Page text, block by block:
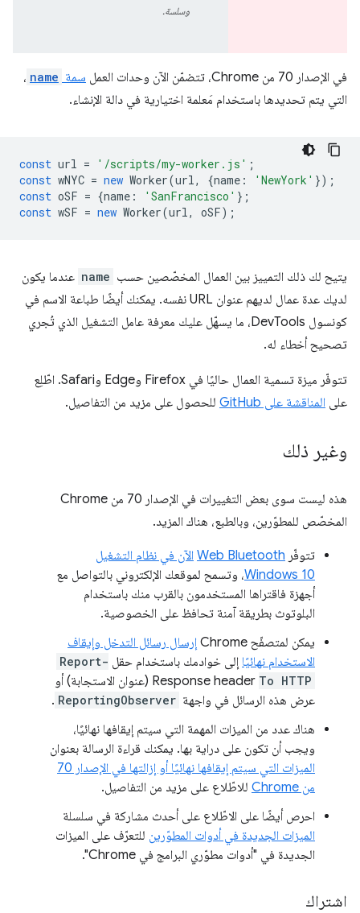
وسلسة.
في الإصدار 70 من Chrome، تتضمّن الآن وحدات العمل سمة name ،
التي يتم تحديدها باستخدام مَعلمة اختيارية في دالة الإنشاء.
const url = '/scripts/my-worker.js' ;
const wNYC = new Worker(url, {name : 'NewYork' });
const oSF = {name : 'SanFrancisco' };
const wSF = new Worker(url, oSF);
يتيح لك ذلك التمييز بين العمال المخصّصين حسب name عندما يكون
لديك عدة عمال لديهم عنوان URL نفسه. يمكنك أيضًا طباعة الاسم في
كونسول DevTools، ما يسهّل عليك معرفة عامل التشغيل الذي تُجري
تصحيح أخطاء له.
تتوفّر ميزة تسمية العمال حاليًا في Firefox وEdge وSafari. اطّلِع
على المناقشة على GitHub للحصول على مزيد من التفاصيل.
وغير ذلك
هذه ليست سوى بعض التغييرات في الإصدار 70 من Chrome
المخصّص للمطوّرين، وبالطبع، هناك المزيد.
تتوفّر Web Bluetooth الآن في نظام التشغيل
Windows 10، وتسمح لموقعك الإلكتروني بالتواصل مع
أجهزة فاقتراها المستخدمون بالقرب منك باستخدام
البلوتوث بطريقة آمنة تحافظ على الخصوصية.
يمكن لمتصفّح Chrome
إرسال رسائل التدخل وإيقاف
الاستخدام نهائيًا إلى خوادمك باستخدام حقل Report-
To HTTP
Response header (عنوان الاستجابة) أو
عرض هذه الرسائل في واجهة ReportingObserver
.
هناك عدد من الميزات المهمة التي سيتم إيقافها نهائيًا،
ويجب أن تكون على دراية بها. يمكنك قراءة الرسالة بعنوان
الميزات التي سيتم إيقافها نهائيًا أو إزالتها في الإصدار 70
من Chrome
للاطّلاع على مزيد من التفاصيل.
احرص أيضًا على الاطّلاع على أحدث مشاركة في سلسلة
الميزات الجديدة في أدوات المطوّرين للتعرّف على الميزات
الجديدة في "أدوات مطوّري البرامج في Chrome".
اشتراك